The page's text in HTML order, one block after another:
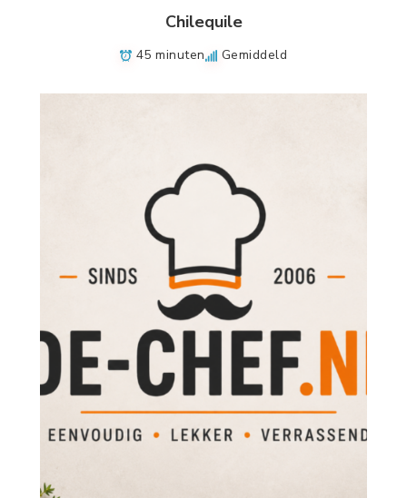
Chilequile
45 minuten Gemiddeld